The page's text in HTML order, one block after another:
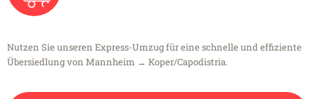
Nutzen Sie unseren Express-Umzug für eine schnelle und effiziente
Übersiedlung von Mannheim → Koper/Capodistria.